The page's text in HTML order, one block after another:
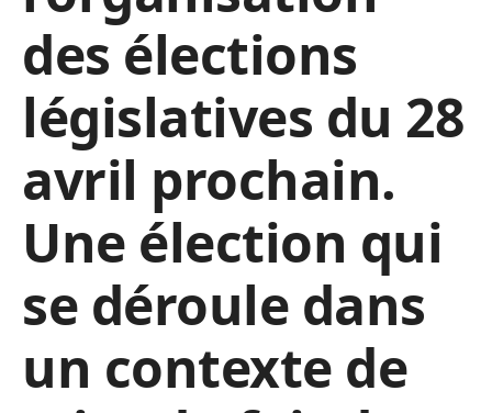
des élections
législatives du 28
avril prochain.
Une élection qui
se déroule dans
un contexte de